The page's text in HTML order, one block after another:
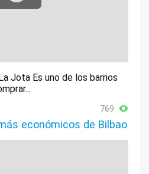
Jota Es uno de los barrios
769
económicos de Bilbao